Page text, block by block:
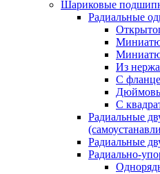
Шариковые
Радиальные
Из
С
С
Радиальные
Радиальные
Радиально-